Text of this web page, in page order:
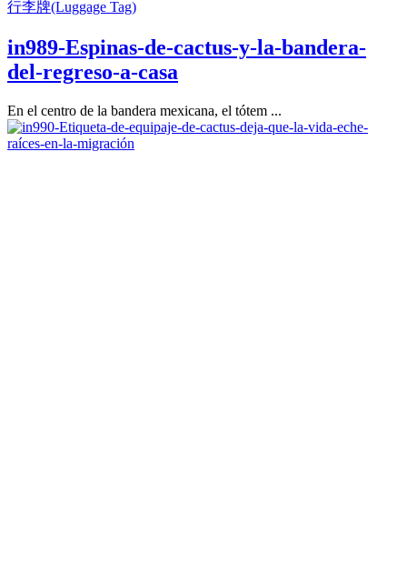
行李牌(Luggage Tag)
in989-Espinas-de-cactus-y-la-bandera-
del-regreso-a-casa
En el centro de la bandera mexicana, el tótem ...